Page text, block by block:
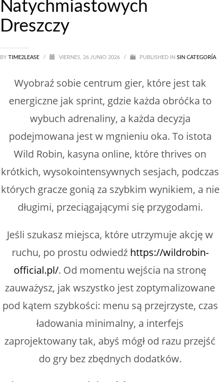
Sin categoría
Natychmiastowych
Dreszczy
BY TIME2LEASE / VIERNES, 26 JUNIO 2026 / PUBLISHED IN SIN CATEGORÍA
Wyobraź sobie centrum gier, które jest tak
energiczne jak sprint, gdzie każda obróćka to
wybuch adrenaliny, a każda decyzja
podejmowana jest w mgnieniu oka. To istota
Wild Robin, kasyna online, które thrives on
krótkich, wysokointensywnych sesjach, podczas
których gracze gonią za szybkim wynikiem, a nie
długimi, przeciągającymi się przygodami.
Jeśli szukasz miejsca, które utrzymuje akcję w
ruchu, po prostu odwiedź https://wildrobin-
official.pl/. Od momentu wejścia na stronę
zauważysz, jak wszystko jest zoptymalizowane
pod kątem szybkości: menu są przejrzyste, czas
ładowania minimalny, a interfejs
zaprojektowany tak, abyś mógł od razu przejść
do gry bez zbędnych dodatków.